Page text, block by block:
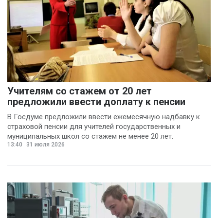
Чайкисова(6)
Вячеслав Финагин
(5)
Иван Панов(5)
Анна Лопаткина(4)
Артём Шишков(4)
Владимир Ревенку
(4)
Вячеслав Чеглов(4)
Ольга Агаркова
Ольга Пинчук(4)
Сергей Драндров
(4)
Вадим Большаков
Учителям со стажем от 20 лет
предложили ввести доплату к пенсии
В Госдуме предложили ввести ежемесячную надбавку к
страховой пенсии для учителей государственных и
муниципальных школ со стажем не менее 20 лет.
13:40 31 июля 2026